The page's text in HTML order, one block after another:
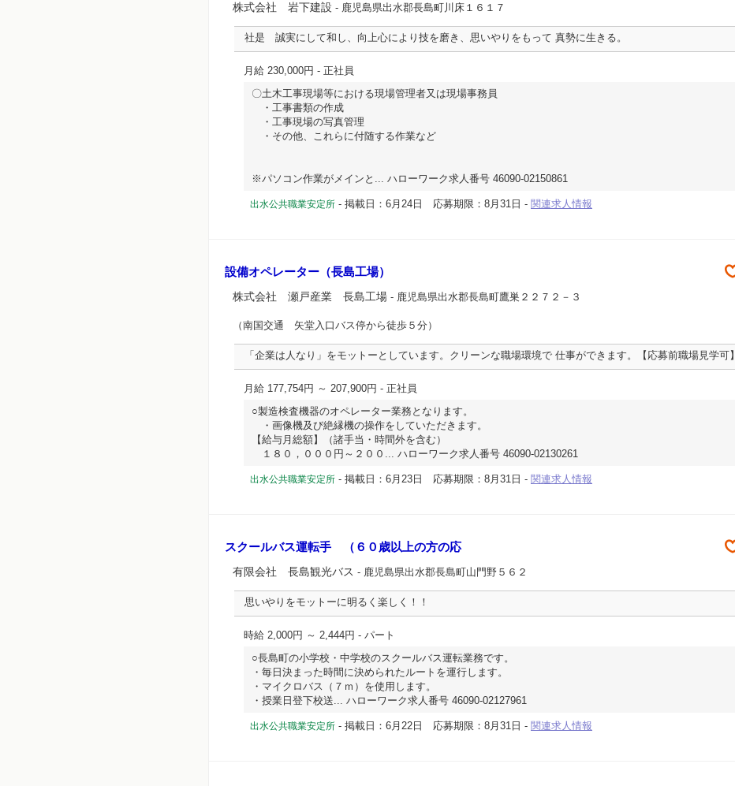
株式会社 岩下建設 - 鹿児島県出水郡長島町川床１６１７
社是 誠実にして和し、向上心により技を磨き、思いやりをもって 真勢に生きる。
月給 230,000円 - 正社員
〇土木工事現場等における現場管理者又は現場事務員
・工事書類の作成
・工事現場の写真管理
・その他、これらに付随する作業など
※パソコン作業がメインと... ハローワーク求人番号 46090-02150861
出水公共職業安定所 - 掲載日：6月24日 応募期限：8月31日 - 関連求人情報
設備オペレーター（長島工場）
株式会社 瀬戸産業 長島工場 - 鹿児島県出水郡長島町鷹巣２２７２－３
（南国交通 矢堂入口バス停から徒歩５分）
「企業は人なり」をモットーとしています。クリーンな職場環境で 仕事ができます。【応募前職場見学可】
月給 177,754円 ～ 207,900円 - 正社員
○製造検査機器のオペレーター業務となります。
・画像機及び絶縁機の操作をしていただきます。
【給与月総額】（諸手当・時間外を含む）
１８０，０００円～２００... ハローワーク求人番号 46090-02130261
出水公共職業安定所 - 掲載日：6月23日 応募期限：8月31日 - 関連求人情報
スクールバス運転手 （６０歳以上の方の応
有限会社 長島観光バス - 鹿児島県出水郡長島町山門野５６２
思いやりをモットーに明るく楽しく！！
時給 2,000円 ～ 2,444円 - パート
○長島町の小学校・中学校のスクールバス運転業務です。
・毎日決まった時間に決められたルートを運行します。
・マイクロバス（７ｍ）を使用します。
・授業日登下校送... ハローワーク求人番号 46090-02127961
出水公共職業安定所 - 掲載日：6月22日 応募期限：8月31日 - 関連求人情報